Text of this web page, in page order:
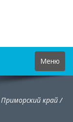
Toggle
navigation
Меню
Приморский край /